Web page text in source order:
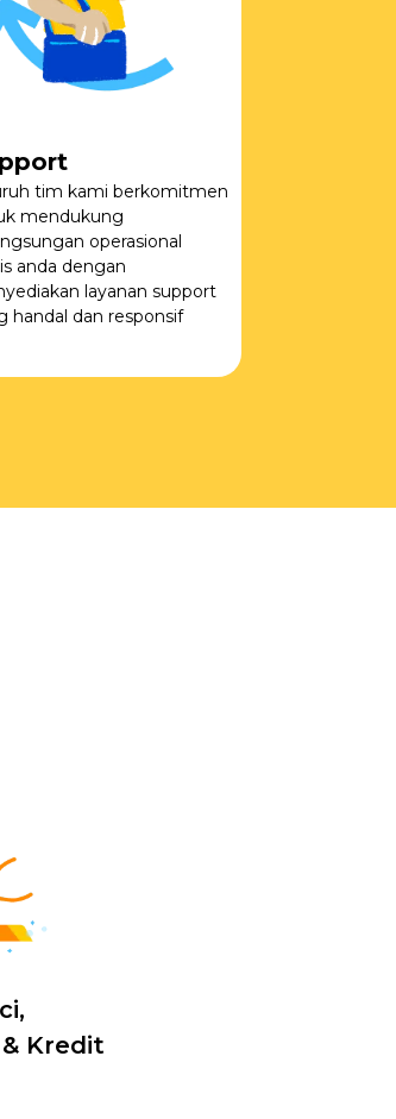
tim kami berkomitmen
mendukung
operasional
anda dengan
layanan support
handal dan responsif
Kredit